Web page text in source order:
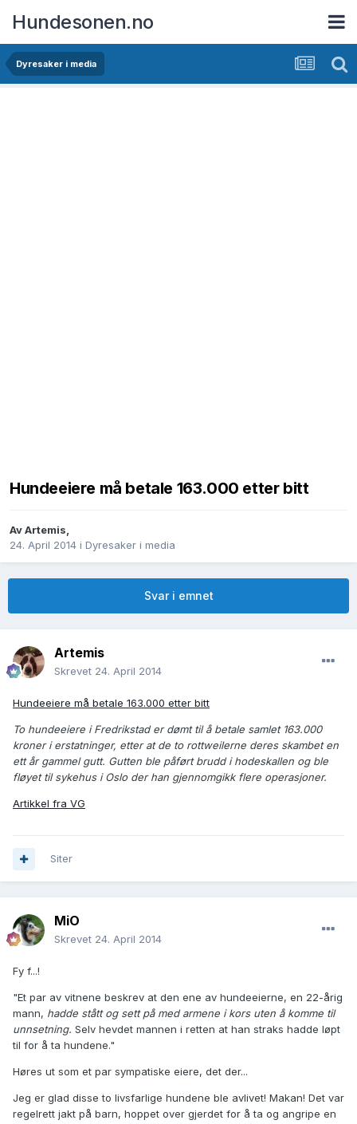
Hundesonen.no
Dyresaker i media
Hundeeiere må betale 163.000 etter bitt
AvArtemis,
24. April 2014 i Dyresaker i media
Svar i emnet
Artemis
Skrevet 24. April 2014
Hundeeiere må betale 163.000 etter bitt
To hundeeiere i Fredrikstad er dømt til å betale samlet 163.000
kroner i erstatninger, etter at de to rottweilerne deres skambet en
ett år gammel gutt. Gutten ble påført brudd i hodeskallen og ble
fløyet til sykehus i Oslo der han gjennomgikk flere operasjoner.
Artikkel fra VG
Siter
MiO
Skrevet 24. April 2014
Fy f...!
"Et par av vitnene beskrev at den ene av hundeeierne, en 22-årig
mann, hadde stått og sett på med armene i kors uten å komme til
unnsetning. Selv hevdet mannen i retten at han straks hadde løpt
til for å ta hundene."
Høres ut som et par sympatiske eiere, det der...
Jeg er glad disse to livsfarlige hundene ble avlivet! Makan! Det var
regelrett jakt på barn, hoppet over gjerdet for å ta og angripe en